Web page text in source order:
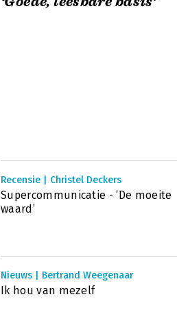
Recensie | Christel Deckers
Supercommunicatie - ‘De moeite
waard’
Nieuws | Bertrand Weegenaar
Ik hou van mezelf